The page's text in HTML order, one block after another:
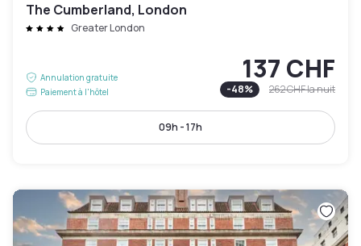
The Cumberland, London
Greater London
Annulation gratuite
Paiement à l'hôtel
137 CHF
-48% 262 CHFla nuit
09h - 17h